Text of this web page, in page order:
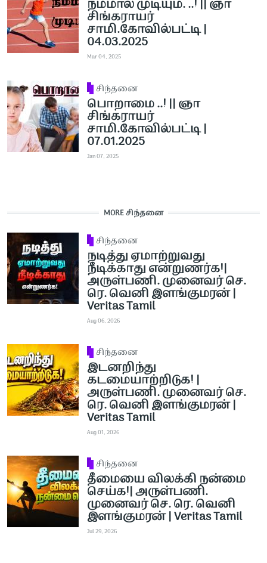
நம்மால் முடியும். ..! || ஞா
சிங்கராயர்
சாமி.கோவில்பட்டி |
04.03.2025
Mar 04, 2025
சிந்தனை
பொறாமை ..! || ஞா
சிங்கராயர்
சாமி.கோவில்பட்டி |
07.01.2025
Jan 07, 2025
MORE சிந்தனை
சிந்தனை
நடித்து ஏமாற்றுவது
நீடிக்காது என்றுணர்க!|
அருள்பணி. முனைவர் செ.
ரெ. வெனி இளங்குமரன் |
Veritas Tamil
Aug 06, 2026
சிந்தனை
இடனறிந்து
கடமையாற்றிடுக! |
அருள்பணி. முனைவர் செ.
ரெ. வெனி இளங்குமரன் |
Veritas Tamil
Aug 01, 2026
சிந்தனை
தீமையை விலக்கி நன்மை
செய்க!| அருள்பணி.
முனைவர் செ. ரெ. வெனி
இளங்குமரன் | Veritas Tamil
Jul 29, 2026